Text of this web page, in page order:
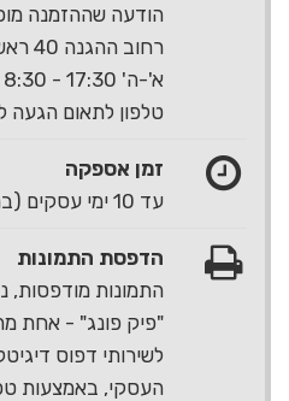
הודעה שההזמנה
רחוב ההגנה 40 ראשון לציון.
א'-ה' 17:30 - 8:30
טלפון לתאום הגעה לאיסוף 1-
זמן אספקה
עד 10 ימי עסקים (במשלוח או באיסוף עצמי)
הדפסת התמונות
התמונות מודפסות,
"פיק פונג" - אחת
לשירותי דפוס
העסקי, באמצעות